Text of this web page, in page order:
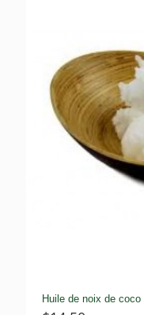
Huile de noix de